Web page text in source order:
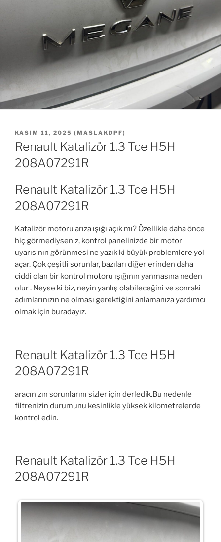
YAYIM
TARIHI
KASIM 11, 2025 ( MASLAKDPF)
Renault Katalizör 1.3 Tce H5H
208A07291R
Renault Katalizör 1.3 Tce H5H
208A07291R
Katalizör motoru arıza ışığı açık mı? Özellikle daha önce
hiç görmediyseniz, kontrol panelinizde bir motor
uyarısının görünmesi ne yazık ki büyük problemlere yol
açar. Çok çeşitli sorunlar, bazıları diğerlerinden daha
ciddi olan bir kontrol motoru ışığının yanmasına neden
olur . Neyse ki biz, neyin yanlış olabileceğini ve sonraki
adımlarınızın ne olması gerektiğini anlamanıza yardımcı
olmak için buradayız.
Renault Katalizör 1.3 Tce H5H
208A07291R
aracınızın sorunlarını sizler için derledik.Bu nedenle
filtrenizin durumunu kesinlikle yüksek kilometrelerde
kontrol edin.
Renault Katalizör 1.3 Tce H5H
208A07291R